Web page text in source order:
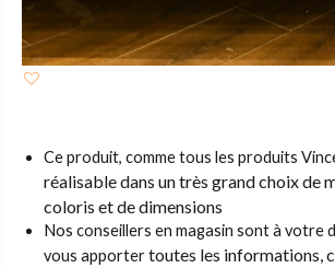
Ce produit, comme tous les produits
réalisable dans un très grand choix de
coloris et de dimensions
Nos conseillers en magasin sont à votre
vous apportertoutes les informations,